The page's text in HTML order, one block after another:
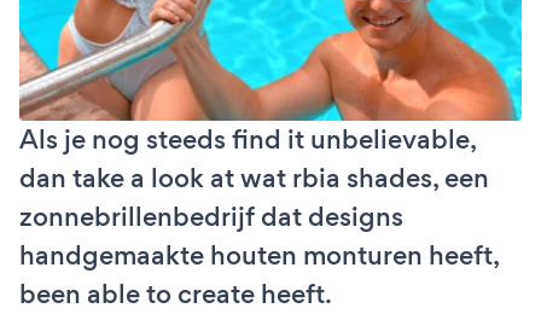
Als je nog steeds find it unbelievable,
dan take a look at wat rbia shades, een
zonnebrillenbedrijf dat designs
handgemaakte houten monturen heeft,
been able to create heeft.